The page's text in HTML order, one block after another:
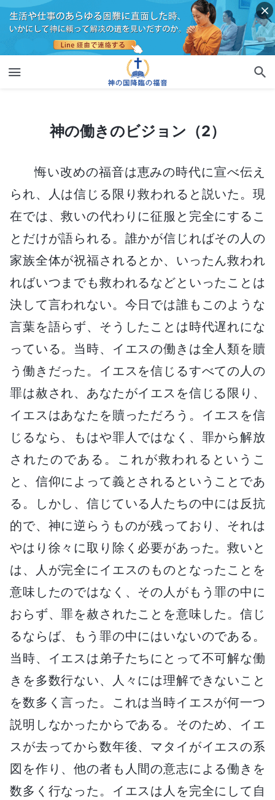
神の働きのビジョン（2）
悔い改めの福音は恵みの時代に宣べ伝え
られ、人は信じる限り救われると説いた。現
在では、救いの代わりに征服と完全にするこ
とだけが語られる。誰かが信じればその人の
家族全体が祝福されるとか、いったん救われ
ればいつまでも救われるなどといったことは
決して言われない。今日では誰もこのような
言葉を語らず、そうしたことは時代遅れにな
っている。当時、イエスの働きは全人類を贖
う働きだった。イエスを信じるすべての人の
罪は赦され、あなたがイエスを信じる限り、
イエスはあなたを贖っただろう。イエスを信
じるなら、もはや罪人ではなく、罪から解放
されたのである。これが救われるというこ
と、信仰によって義とされるということであ
る。しかし、信じている人たちの中には反抗
的で、神に逆らうものが残っており、それは
やはり徐々に取り除く必要があった。救いと
は、人が完全にイエスのものとなったことを
意味したのではなく、その人がもう罪の中に
おらず、罪を赦されたことを意味した。信じ
るならば、もう罪の中にはいないのである。
当時、イエスは弟子たちにとって不可解な働
きを多数行ない、人々には理解できないこと
を数多く言った。これは当時イエスが何一つ
説明しなかったからである。そのため、イエ
スが去ってから数年後、マタイがイエスの系
図を作り、他の者も人間の意志による働きを
数多く行なった。イエスは人を完全にして自